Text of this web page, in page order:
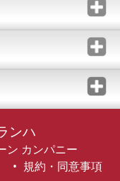
ンハ
ン カンパニー
規約・同意事項